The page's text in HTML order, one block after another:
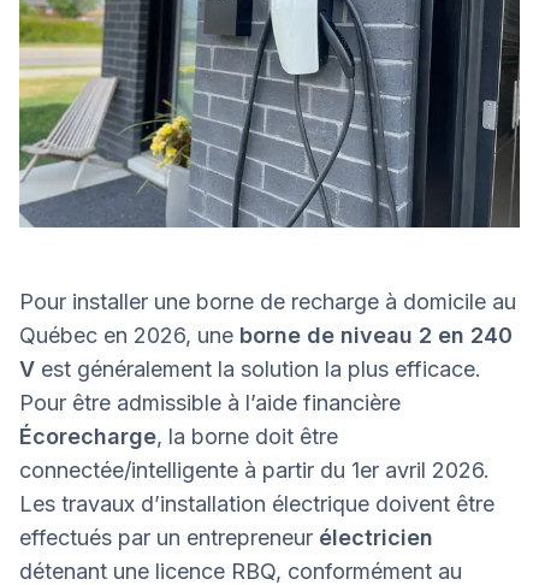
Pour installer une borne de recharge à domicile au
Québec en 2026, une borne de niveau 2 en 240
V est généralement la solution la plus efficace.
Pour être admissible à l’aide financière
Écorecharge, la borne doit être
connectée/intelligente à partir du 1er avril 2026.
Les travaux d’installation électrique doivent être
effectués par un entrepreneur électricien
détenant une licence RBQ, conformément au